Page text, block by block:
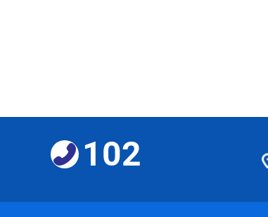
102